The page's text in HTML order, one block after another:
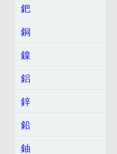
鈀
銅
鎳
鋁
鋅
鉛
鈾